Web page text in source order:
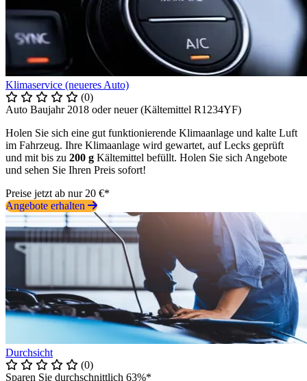
Klimaservice (neueres Auto)
(0)
Auto Baujahr 2018 oder neuer (Kältemittel R1234YF)
Holen Sie sich eine gut funktionierende Klimaanlage und kalte Luft
im Fahrzeug. Ihre Klimaanlage wird gewartet, auf Lecks geprüft
und mit bis zu 200 g Kältemittel befüllt. Holen Sie sich Angebote
und sehen Sie Ihren Preis sofort!
Preise jetzt ab nur 20 €*
Angebote erhalten
Durchsicht
(0)
Sparen Sie durchschnittlich 63%*